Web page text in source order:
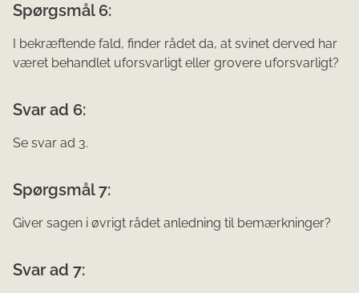
Spørgsmål 6:
I bekræftende fald, finder rådet da, at svinet derved har
været behandlet uforsvarligt eller grovere uforsvarligt?
Svar ad 6:
Se svar ad 3.
Spørgsmål 7:
Giver sagen i øvrigt rådet anledning til bemærkninger?
Svar ad 7: